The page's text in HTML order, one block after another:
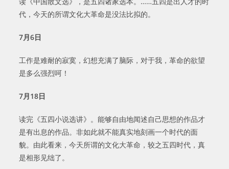
代，今天的所谓文化大革命是没法比拟的。
7月6日
工作是难耐的寂寞，幻想充满了脑际，对于我，革命的欲望
是多么强烈呵！
7月18日
读完《五四小说选讲》。能够自由地闻述自己思想的作品才
是有出息的作品。非如此就不能真实地刻画一个时代的面
貌。由此看来，今天所谓的文化大革命，较之五四时代，真
是相形见绌了。